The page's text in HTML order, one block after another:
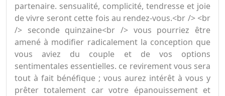
partenaire. sensualité, complicité, tendresse et joie
de vivre seront cette fois au rendez-vous.<br /> <br
/> seconde quinzaine<br /> vous pourriez être
amené à modifier radicalement la conception que
vous aviez du couple et de vos options
sentimentales essentielles. ce revirement vous sera
tout à fait bénéfique ; vous aurez intérêt à vous y
prêter totalement car votre épanouissement et